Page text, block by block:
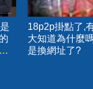
18p2p掛點了,
大知道為什麼
是換網址了?